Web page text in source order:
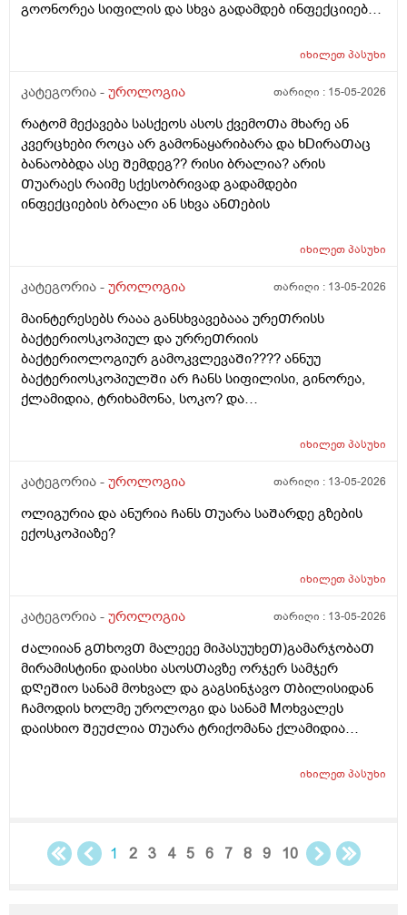
ამდროს Შარდი GაᲩერებული იყოდა არ მოდიოდა
ᲨეიᲫლება იყოს Თუარა ფსიგოლოგიური და ნევროზის
ბრალი? იმიტორო დიდიხანი 4-5 წელი ნევროზის
წამლებს ვსვავდი და ᲩემიᲗ დავანებე Თავი 6Თვეა
კავᲨირᲨი
გოონორეა სიფილის და სხვა გადამდებ ინფექციიებზე
იხილეთპასუხი
კატეგორია - უროლოგია თარიღი : 15-05-2026
რატომ მექავება სასქეოს ასოს ქვემოᲗა მხარე ან
კვერცხები როცა არ გამონაყარიბარა და ხDირაᲗაც
ბანაობბდა ასე Შემდეგ?? რისი ბრალია? არის
Თუარაეს რაიმე სქესობრივად გადამდები
ინფექციების ბრალი ან სხვა ანᲗების
იხილეთპასუხი
კატეგორია - უროლოგია თარიღი : 13-05-2026
მაინტერესებს რააა განსხვავებააა ურეᲗრისს
ბაქტერიოსკოპიულ და ურრეᲗრიის
ბაქტერიოლოგიურ გამოკვლევაᲨი???? ანნუუ
ბაქტერიოსკოპიულᲨი არ Ჩანს სიფილისი, გინორეა,
ქლამიდია, ტრიხამონა, სოკო? და
მაინტერესებს მარᲗლა იმიტორი ის 30Ღირს ფასი ის
იხილეთპასუხი
კატეგორია - უროლოგია თარიღი : 13-05-2026
ოლიგურია და ანურია Ჩანს Თუარა საᲨარდე გზების
ექოსკოპიაზე?
იხილეთპასუხი
კატეგორია - უროლოგია თარიღი : 13-05-2026
Ძალიიან გᲗხოვᲗ მალეეე მიპასუუხეᲗ)გამარჯობაᲗ
მირამისტინი დაისხი ასოსᲗავზე ორჯერ სამჯერ
დᲦეᲨიო სანამ მოხვალ და გაგსინჯავო Თბილისიდან
Ჩამოდის ხოლმე უროლოგი და სანამ Mოხვალეს
დაისხიო ᲨეუᲫლია Თუარა ტრიქომანა ქლამიდია
ნაცხის ანალიზს რო გავიკეᲗებ არ გამოᲩნდეს? მეორე
ᲗიᲗქოს ეს დᲦეა ისე აგარ მომენტებᲨი
წამომტკივდება წამიერად ხოლმე ერᲗიისაა რო ანუ
იხილეთპასუხი
1 2 3 4 5 6 7 8 9 10